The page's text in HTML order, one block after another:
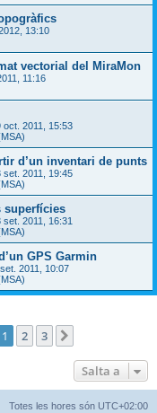
13:10
vectorial del MiraMon
11:16
oct. 2011, 15:53
d’un inventari de punts
set. 2011, 19:45
superfícies
set. 2011, 16:31
GPS Garmin
2011, 10:07
1 2 3
Salta a
Totes les hores són UTC+02:00